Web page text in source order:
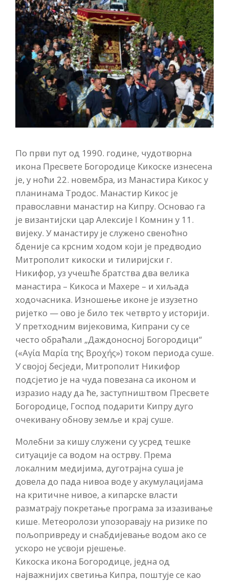
По први пут од 1990. године, чудотворна
икона Пресвете Богородице Кикоске изнесена
је, у ноћи 22. новембра, из Манастира Кикос у
планинама Тродос. Манастир Кикос је
православни манастир на Кипру. Основао га
је византијски цар Алексије I Комнин у 11.
вијеку. У манастиру је служено свеноћно
бденије са крсним ходом који је предводио
Митрополит кикоски и тилиријски г.
Никифор, уз учешће братства два велика
манастира – Кикоса и Махере – и хиљада
ходочасника. Изношење иконе је изузетно
ријетко — ово је било тек четврто у историји.
У претходним вијековима, Кипрани су се
често обраћали „Даждоносној Богородици“
(«Αγία Μαρία της Βροχής») током периода суше.
У својој бесједи, Митрополит Никифор
подсјетио је на чуда повезана са иконом и
изразио наду да ће, заступништвом Пресвете
Богородице, Господ подарити Кипру дуго
очекивану обнову земље и крај суше.
Молебни за кишу служени су усред тешке
ситуације са водом на острву. Према
локалним медијима, дуготрајна суша је
довела до пада нивоа воде у акумулацијама
на критичне нивое, а кипарске власти
разматрају покретање програма за изазивање
кише. Метеоролози упозоравају на ризике по
пољопривреду и снабдијевање водом ако се
ускоро не усвоји рјешење.
Кикоска икона Богородице, једна од
најважнијих светиња Кипра, поштује се као